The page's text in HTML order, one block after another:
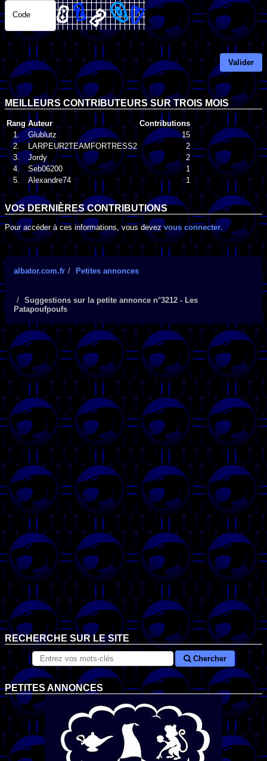
Code
Valider
MEILLEURS CONTRIBUTEURS SUR TROIS MOIS
Rang Auteur
Contributions
1.
Glublutz
15
2.
LARPEUR2TEAMFORTRESS2
2
3.
Jordy
2
4.
Seb06200
1
5.
Alexandre74 1
VOS DERNIÈRES CONTRIBUTIONS
Pour accéder à ces informations, vous devezvous connecter
albator.com.fr Petites annonces
Suggestions sur la petite annonce n°3212 - Les
Patapoufpoufs
RECHERCHE SUR LE SITE
Chercher
PETITES ANNONCES